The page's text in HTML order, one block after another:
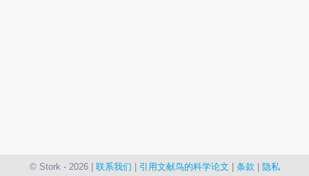
© Stork - 2026 | 联系我们 引用文献鸟的科学论文 条款 隐私